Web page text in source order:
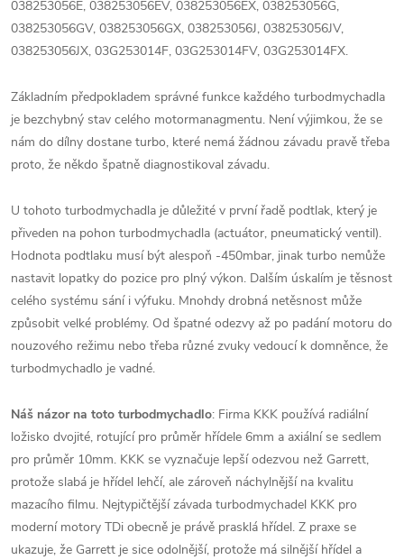
038253056E, 038253056EV, 038253056EX, 038253056G,
038253056GV, 038253056GX, 038253056J, 038253056JV,
038253056JX, 03G253014F, 03G253014FV, 03G253014FX.
Základním předpokladem správné funkce každého turbodmychadla
je bezchybný stav celého motormanagmentu. Není výjimkou, že se
nám do dílny dostane turbo, které nemá žádnou závadu pravě třeba
proto, že někdo špatně diagnostikoval závadu.
U tohoto turbodmychadla je důležité v první řadě podtlak, který je
přiveden na pohon turbodmychadla (actuátor, pneumatický ventil).
Hodnota podtlaku musí být alespoň -450mbar, jinak turbo nemůže
nastavit lopatky do pozice pro plný výkon. Dalším úskalím je těsnost
celého systému sání i výfuku. Mnohdy drobná netěsnost může
způsobit velké problémy. Od špatné odezvy až po padání motoru do
nouzového režimu nebo třeba různé zvuky vedoucí k domněnce, že
turbodmychadlo je vadné.
Náš názor na toto turbodmychadlo: Firma KKK používá radiální
ložisko dvojité, rotující pro průměr hřídele 6mm a axiální se sedlem
pro průměr 10mm. KKK se vyznačuje lepší odezvou než Garrett,
protože slabá je hřídel lehčí, ale zároveň náchylnější na kvalitu
mazacího filmu. Nejtypičtější závada turbodmychadel KKK pro
moderní motory TDi obecně je právě prasklá hřídel. Z praxe se
ukazuje, že Garrett je sice odolnější, protože má silnější hřídel a